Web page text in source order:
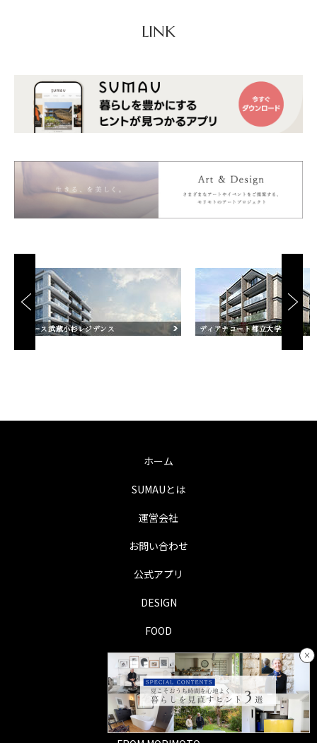
LINK
×
ホーム
SUMAUとは
運営会社
お問い合わせ
公式アプリ
DESIGN
FOOD
LIFE
TRIP
PERSON